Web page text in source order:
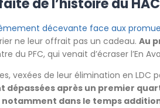
de l’histoire du HAC
décevante face aux
ne leur offrait pas un cadeau. Au
du PFC, qui venait d’écraser l’En
vexées de leur élimination en
dépassées après un premier
dans le temps